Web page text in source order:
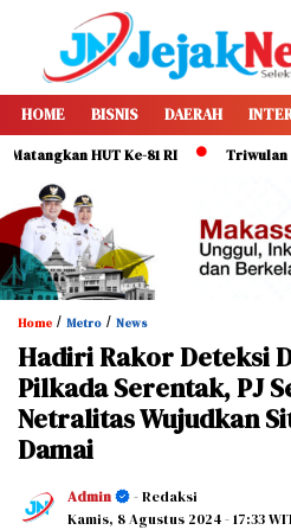
HOME BISNIS DAERAH
HUT Ke-81 RI Triwulan II
Home / Metro / News
Hadiri Rakor Deteksi
Pilkada Serentak, PJ
Netralitas Wujudkan
Damai
Admin
- Redaksi
Kamis, 8 Agustus 2024- 17:33